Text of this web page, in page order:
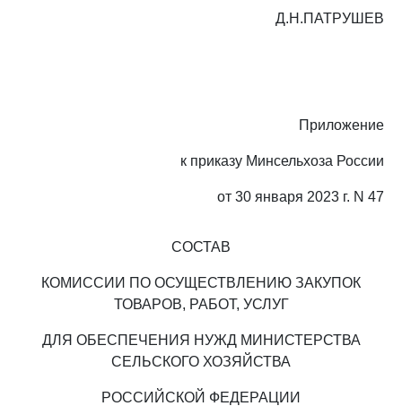
Д.Н.ПАТРУШЕВ
Приложение
к приказу Минсельхоза России
от 30 января 2023 г. N 47
СОСТАВ
КОМИССИИ ПО ОСУЩЕСТВЛЕНИЮ ЗАКУПОК
ТОВАРОВ, РАБОТ, УСЛУГ
ДЛЯ ОБЕСПЕЧЕНИЯ НУЖД МИНИСТЕРСТВА
СЕЛЬСКОГО ХОЗЯЙСТВА
РОССИЙСКОЙ ФЕДЕРАЦИИ